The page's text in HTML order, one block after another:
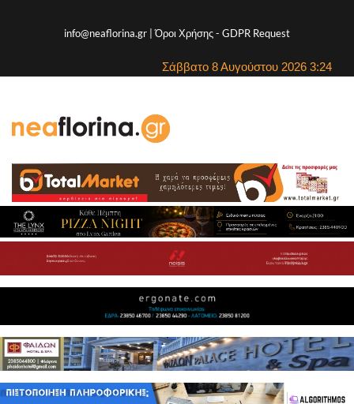
info@neaflorina.gr |Όροι Χρήσης- GDPR Request
Σάββατο 8 Αυγούστου 2026 3:24